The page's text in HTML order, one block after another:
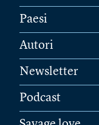
Paesi
Autori
Newsletter
Podcast